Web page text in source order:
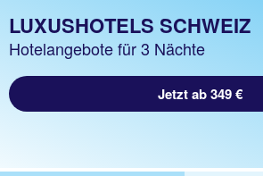
LUXUSHOTELS SCHWEIZ
Hotelangebote für 3 Nächte
Jetzt ab 349 €